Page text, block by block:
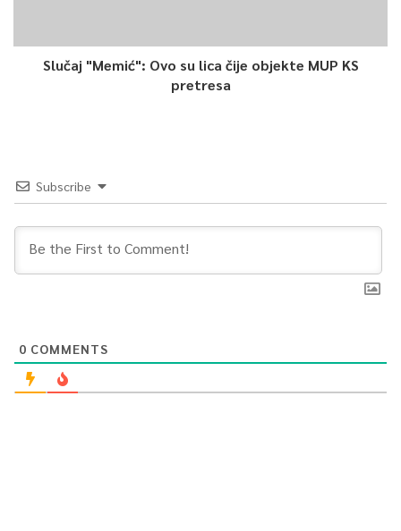
Slučaj "Memić": Ovo su lica čije objekte MUP KS
pretresa
Subscribe
0 COMMENTS